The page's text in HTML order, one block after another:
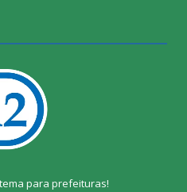
para prefeituras!